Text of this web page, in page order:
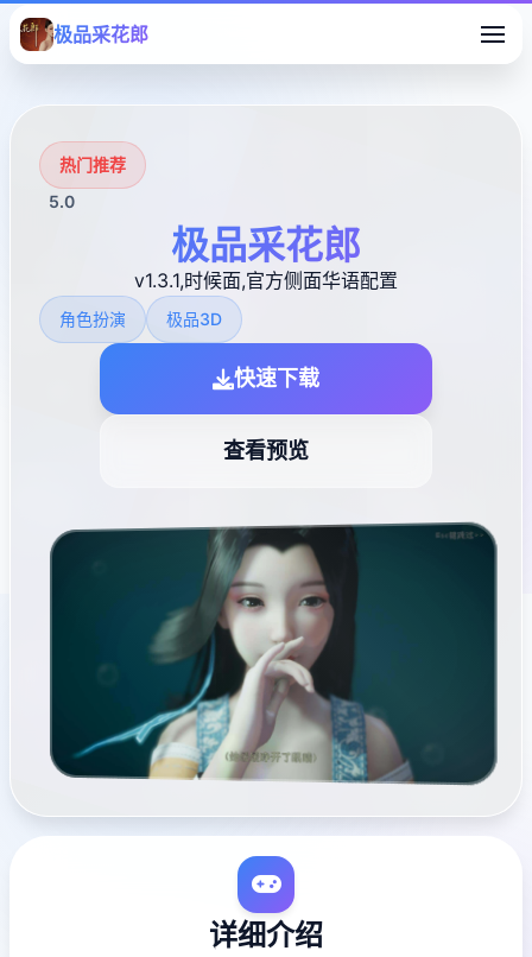
极品采花郎
热门推荐
5.0
极品采花郎
v1.3.1,时候面,官方侧面华语配置
角色扮演 极品3D
快速下载
查看预览
详细介绍